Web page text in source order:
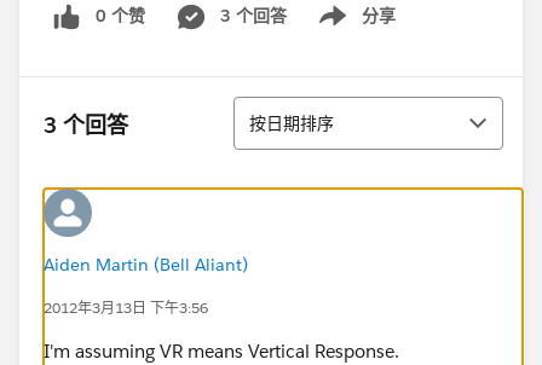
0 个赞 3 个回答 分享
Show menu
3 个回答 排序
按日期排序
Aiden Martin (Bell Aliant)
2012年3月13日 下午3:56
I'm assuming VR means Vertical Response.